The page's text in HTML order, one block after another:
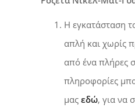
Η εγκατάσταση
απλή και χωρίς
από ένα πλήρες
πληροφορίες
μας εδώ, για να